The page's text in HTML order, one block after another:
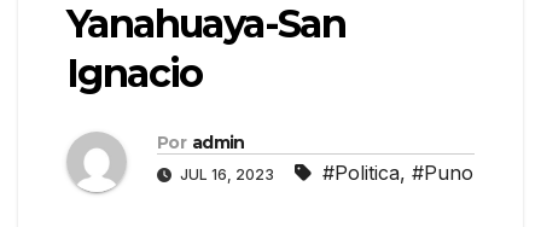
Yanahuaya-San
Ignacio
Por admin
JUL 16, 2023 #Politica, #Puno